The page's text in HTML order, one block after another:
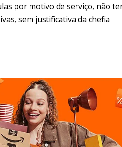
por motivo de serviço, não
sem justificativa da chefia